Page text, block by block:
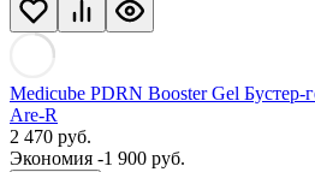
Medicube PDRN Booster Gel Бустер-
Are-R
2 470 руб.
Экономия -1 900 руб.